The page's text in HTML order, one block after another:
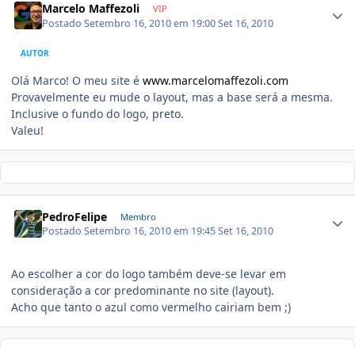
Marcelo Maffezoli VIP
PostadoSetembro 16, 2010 em 19:00Set 16, 2010
AUTOR
Olá Marco! O meu site é www.marcelomaffezoli.com
Provavelmente eu mude o layout, mas a base será a mesma.
Inclusive o fundo do logo, preto.
Valeu!
PedroFelipe Membro
PostadoSetembro 16, 2010 em 19:45Set 16, 2010
Ao escolher a cor do logo também deve-se levar em
consideração a cor predominante no site (layout).
Acho que tanto o azul como vermelho cairiam bem ;)